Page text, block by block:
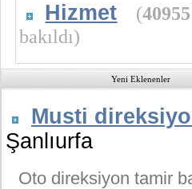
Hizmet (40955
bakıldı)
Yeni Eklenenler
Musti
Şanlıurfa
Oto direksiyon tamir